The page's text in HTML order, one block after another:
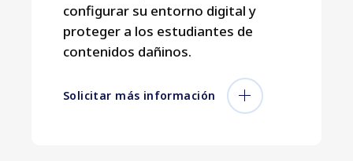
configurar su entorno digital y
proteger a los estudiantes de
contenidos dañinos.
Solicitar más información